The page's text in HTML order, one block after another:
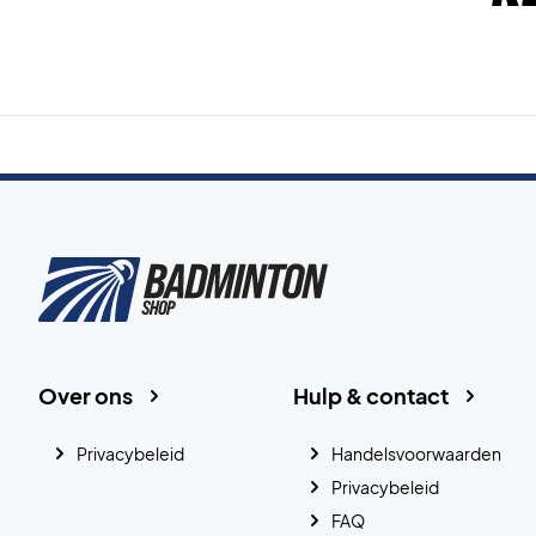
Hulp & contact
Handelsvoorwaarden
Privacybeleid
FAQ
Over ons
Privacybeleid